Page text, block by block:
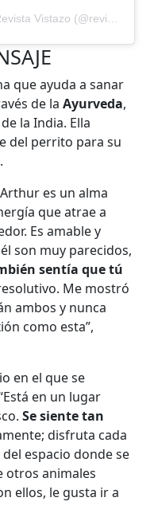
que ayuda a sanar
de laAyurveda,
la India. Ella
del perrito para su
es un alma
que atrae a
Es amable y
son muy parecidos,
sentía que tú
Me mostró
ambos y nunca
como esta”,
en el que se
en un lugar
Se siente tan
disfruta cada
espacio donde se
otros animales
ellos, le gusta ir a